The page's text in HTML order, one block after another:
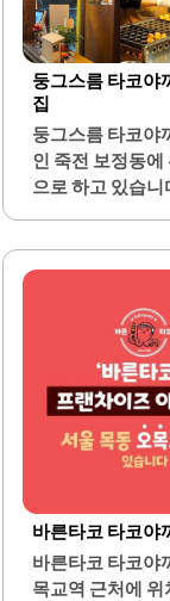
들에게 사랑받고
수 있는 공간으
이는 경험이 가
어 위생적인 환
하게 손님을 맞이
습이 인상적입니
스도 제공하여,
둥그스름 타코야
집
둥그스름 타코야
인 죽전 보정동
으로 하고 있습
루어 각기 다른
채로운 맛을 경
감성이 물씬 풍
다. 사장님은 친
되는 매장 환경
쁜 일상 속에서
니다. 이곳은 특
바른타코 타코야
바른타코 타코야
목교역 근처에